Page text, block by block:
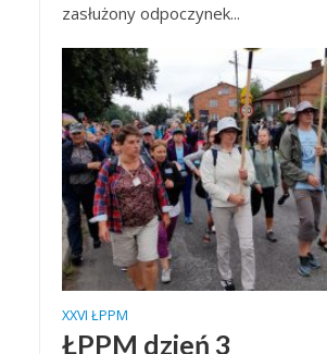
zasłużony odpoczynek...
XXVI ŁPPM
ŁPPM dzień 3